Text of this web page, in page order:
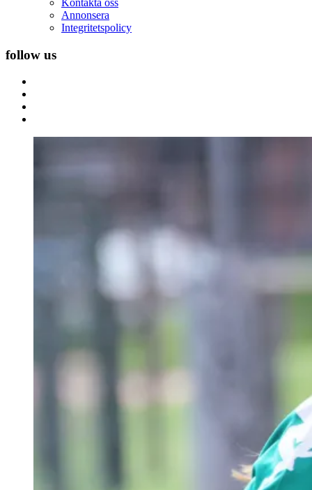
Kontakta oss
Annonsera
Integritetspolicy
follow us